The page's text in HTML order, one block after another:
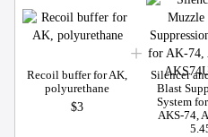
Recoil buffer for AK,
polyurethane
$3
Silencer
Blast
System
AKS-74,